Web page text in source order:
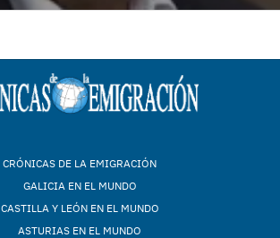
CRÓNICAS DE LA EMIGRACIÓN
GALICIA EN EL MUNDO
CASTILLA Y LEÓN EN EL MUNDO
ASTURIAS EN EL MUNDO